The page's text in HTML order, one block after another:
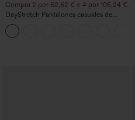
Compra 2 por 52,62 € o 4 por 105,24 €.
DayStretch Pantalones casuales de
cintura alta con pernera tipo barril y
bolsillos